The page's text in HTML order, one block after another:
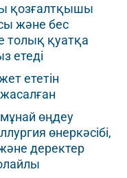
қозғалтқышы
және бес
толық қуатқа
етеді
ететін
өңдеу
өнеркәсібі,
деректер